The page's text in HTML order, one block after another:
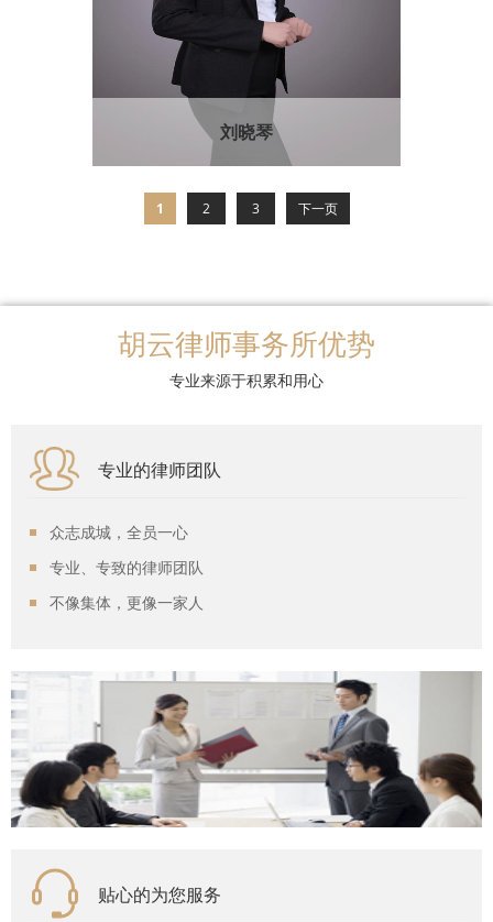
刘晓琴
1 2 3 下一页
胡云律师事务所优势
专业来源于积累和用心
专业的律师团队
众志成城，全员一心
专业、专致的律师团队
不像集体，更像一家人
贴心的为您服务